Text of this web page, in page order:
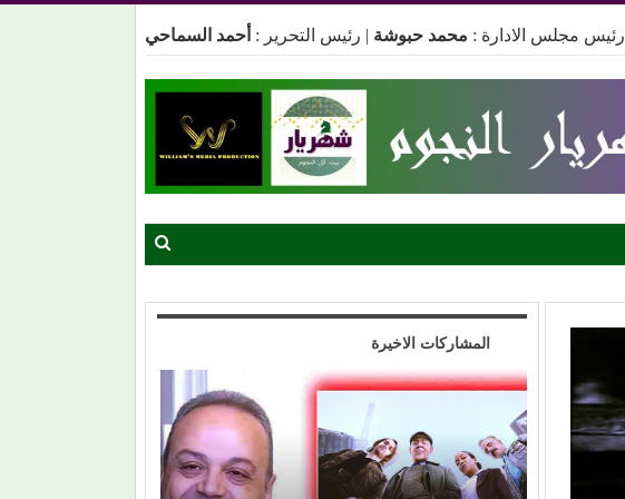
رئيس مجلس الادارة : محمد حبوشة | رئيس التحرير : أحمد السماحي
المشاركات الاخيرة